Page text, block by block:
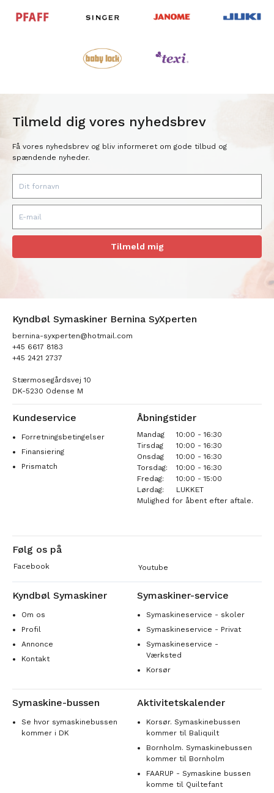
Tilmeld dig vores nyhedsbrev
Få vores nyhedsbrev og bliv informeret om gode tilbud og
spændende nyheder.
Tilmeld mig
Kyndbøl Symaskiner Bernina SyXperten
bernina-syxperten@hotmail.com
+45 6617 8183
+45 2421 2737
Stærmosegårdsvej 10
DK-5230 Odense M
Kundeservice
Forretningsbetingelser
Finansiering
Prismatch
Åbningstider
Mandag
10:00 - 16:30
Tirsdag
10:00 - 16:30
Onsdag
10:00 - 16:30
Torsdag:
10:00 - 16:30
Fredag:
10:00 - 15:00
Lørdag:
LUKKET
Mulighed for åbent efter aftale.
Følg os på
Facebook Youtube
Kyndbøl Symaskiner
Om os
Profil
Annonce
Kontakt
Symaskiner-service
Symaskineservice - skoler
Symaskineservice - Privat
Symaskineservice -
Værksted
Korsør
Symaskine-bussen
Se hvor symaskinebussen
kommer i DK
Aktivitetskalender
Korsør. Symaskinebussen
kommer til Baliquilt
Bornholm. Symaskinebussen
kommer til Bornholm
FAARUP - Symaskine bussen
komme til Quiltefant